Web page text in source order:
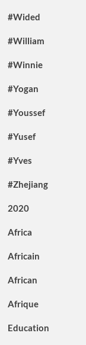
#Wided
#William
#Winnie
#Yogan
#Youssef
#Yusef
#Yves
#Zhejiang
2020
Africa
Africain
African
Afrique
Education